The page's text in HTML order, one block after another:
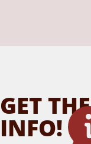
GET THE
INFO!